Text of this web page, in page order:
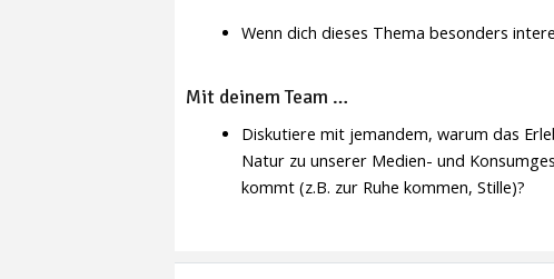
Wenn dich dieses Thema besonders
Mit deinem Team …
Diskutiere mit jemandem, warum das
Natur zu unserer Medien- und
kommt (z.B. zur Ruhe kommen, Stille)?